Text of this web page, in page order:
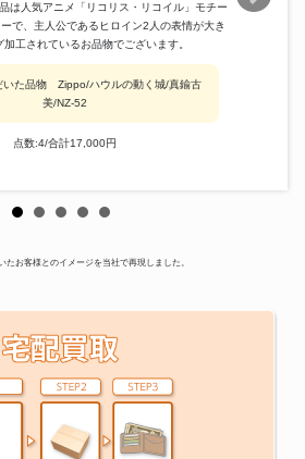
は人気アニメ「リコリス・リコイル」モチー
で、主人公であるヒロイン2人の表情が大き
加工されているお品物でございます。
いた品物 Zippo/ハウルの動く城/真鍮古
美/NZ-52
点数:4/合計17,000円
たお客様とのイメージを当社で再現しました。